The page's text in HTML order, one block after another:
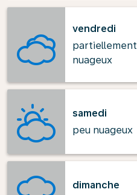
vendredi
partiellement
nuageux
samedi
peu nuageux
dimanche